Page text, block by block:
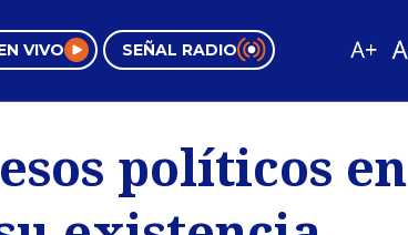
VIVO SEÑAL RADIO
Tendencias
Videos
políticos en